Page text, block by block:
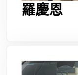
羅慶恩